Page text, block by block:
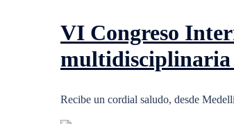
VI Congreso
Recibe un cordial saludo, desde